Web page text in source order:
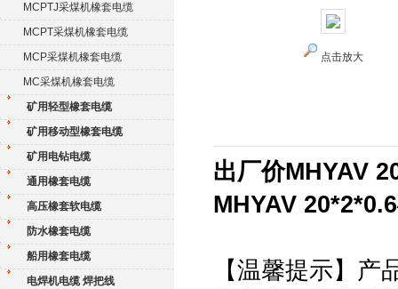
MCPTJ采煤机橡套电缆
MCPT采煤机橡套电缆
MCP采煤机橡套电缆
MC采煤机橡套电缆
矿用轻型橡套电缆
矿用移动型橡套电缆
矿用电钻电缆
通用橡套电缆
高压橡套软电缆
防水橡套电缆
船用橡套电缆
电焊机电缆 焊把线
点击放大
出厂价MHYAV
MHYAV
【温馨提示】